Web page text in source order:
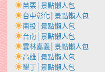
苗栗│景點懶人包
台中彰化│景點懶人包
南投│景點懶人包
台南│景點懶人包
雲林嘉義│景點懶人包
高雄│景點懶人包
墾丁│景點懶人包